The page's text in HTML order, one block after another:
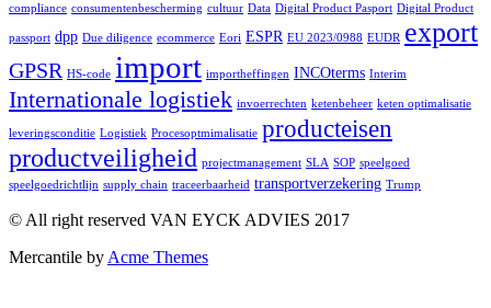
compliance consumentenbescherming cultuur Data Digital Product Pasport Digital Product
passport dpp Due diligence ecommerce Eori ESPR EU 2023/0988 EUDR export
GPSR HS-code import importheffingen INCOterms Interim
Internationale logistiek invoerrechten ketenbeheer keten optimalisatie
leveringsconditie Logistiek Procesoptmimalisatie producteisen
productveiligheid projectmanagement SLA SOP speelgoed
speelgoedrichtlijn supply chain traceerbaarheid transportverzekering Trump
© All right reserved VAN EYCK ADVIES 2017
Mercantile by Acme Themes